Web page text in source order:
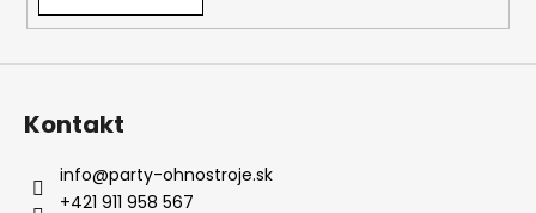
Kontakt
info@party-ohnostroje.sk
+421 911 958 567